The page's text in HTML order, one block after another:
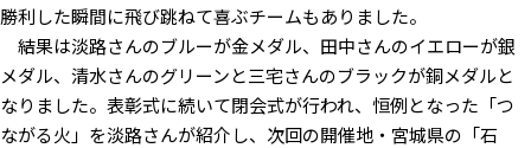
勝利した瞬間に飛び跳ねて喜ぶチームもありました。
結果は淡路さんのブルーが金メダル、田中さんのイエローが銀
メダル、清水さんのグリーンと三宅さんのブラックが銅メダルと
なりました。表彰式に続いて閉会式が行われ、恒例となった「つ
ながる火」を淡路さんが紹介し、次回の開催地・宮城県の「石